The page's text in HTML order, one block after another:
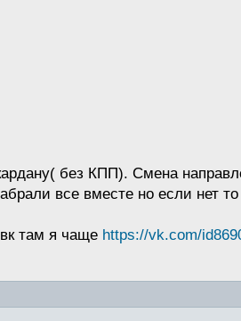
без КПП). Смена
все вместе но если нет
там я чаще https://vk.com/